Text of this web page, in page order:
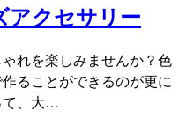
アクセサリー
れを楽しみませんか？色
ることができるのが更に
て、大…